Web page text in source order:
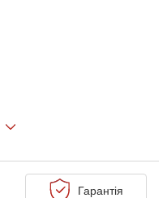
Гарантія